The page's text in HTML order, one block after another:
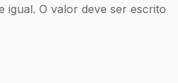
igual. O valor deve ser escrito